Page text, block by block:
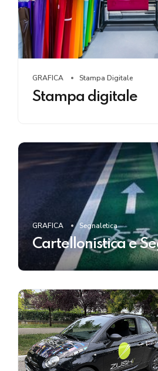
GRAFICA Stampa Digitale
Stampa digitale
GRAFICA Segnaletica
Cartellonistica e